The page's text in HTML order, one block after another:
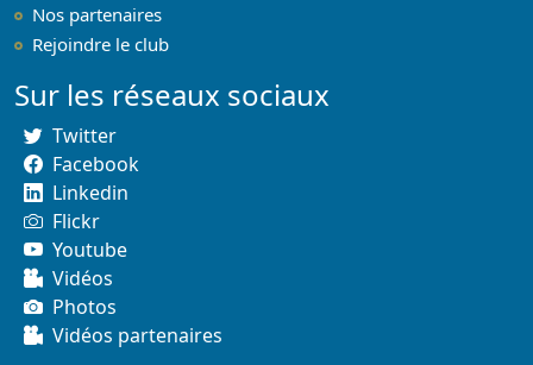
Nos partenaires
Rejoindre le club
Sur les réseaux sociaux
Twitter
Facebook
Linkedin
Flickr
Youtube
Vidéos
Photos
Vidéos partenaires